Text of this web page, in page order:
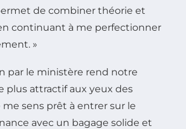
de combiner théorie et
continuant à me perfectionner
»
par le ministère rend notre
plus attractif aux yeux des
sens prêt à entrer sur le
avec un bagage solide et